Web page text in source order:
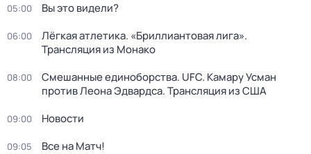
05:00 Вы это видели?
06:00
Лёгкая атлетика. «Бриллиантовая лига».
Трансляция из Монако
08:00
Смешанные единоборства. UFC. Камару Усман
против Леона Эдвардса. Трансляция из США
09:00 Новости
09:05 Все на Матч!